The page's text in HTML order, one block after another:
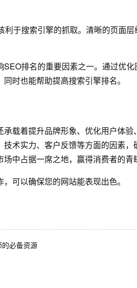
于搜索引擎的抓取。清晰的页面
排名的重要因素之一。通过优
时也能帮助提高搜索引擎排名。
载着提升品牌形象、优化用户体
术实力、客户反馈等方面的因素
中占据一席之地，赢得消费者的青
，可以确保您的网站能表现出色。
必备资源